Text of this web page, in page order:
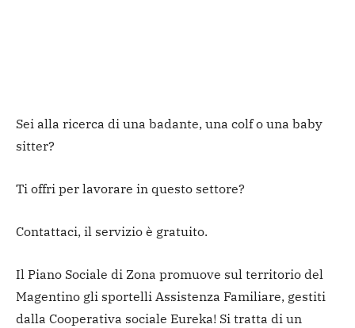
Sei alla ricerca di una badante, una colf o una baby
sitter?
Ti offri per lavorare in questo settore?
Contattaci, il servizio è gratuito.
Il Piano Sociale di Zona promuove sul territorio del
Magentino gli sportelli Assistenza Familiare, gestiti
dalla Cooperativa sociale Eureka! Si tratta di un